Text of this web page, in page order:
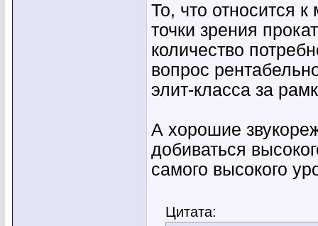
То, что относится
точки зрения
количество
вопрос
элит-класса за
А хорошие
добиваться
самого высокого
Цитата: